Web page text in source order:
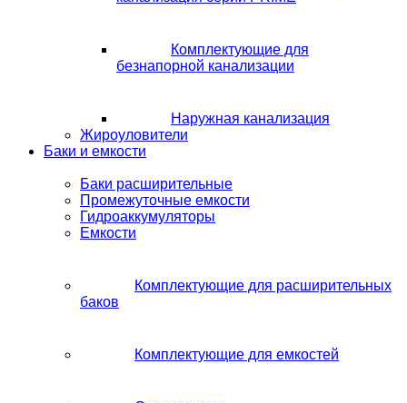
Комплектующие для
безнапорной канализации
Наружная канализация
Жироуловители
Баки и емкости
Баки расширительные
Промежуточные емкости
Гидроаккумуляторы
Емкости
Комплектующие для расширительных
баков
Комплектующие для емкостей